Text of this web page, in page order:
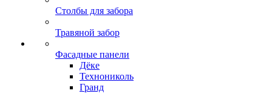
Столбы для забора
Травяной забор
Фасадные панели
Дёке
Технониколь
Гранд